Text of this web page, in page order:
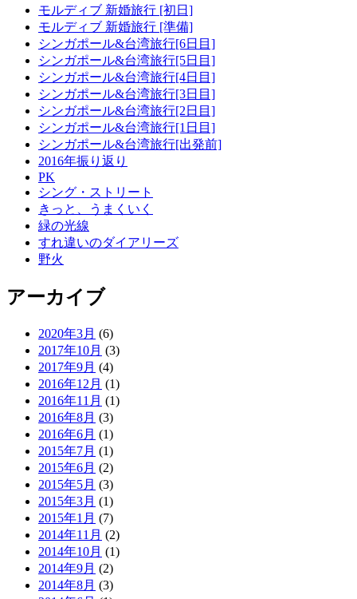
モルディブ 新婚旅行 [初日]
モルディブ 新婚旅行 [準備]
シンガポール&台湾旅行[6日目]
シンガポール&台湾旅行[5日目]
シンガポール&台湾旅行[4日目]
シンガポール&台湾旅行[3日目]
シンガポール&台湾旅行[2日目]
シンガポール&台湾旅行[1日目]
シンガポール&台湾旅行[出発前]
2016年振り返り
PK
シング・ストリート
きっと、うまくいく
緑の光線
すれ違いのダイアリーズ
野火
アーカイブ
2020年3月 (6)
2017年10月 (3)
2017年9月 (4)
2016年12月 (1)
2016年11月 (1)
2016年8月 (3)
2016年6月 (1)
2015年7月 (1)
2015年6月 (2)
2015年5月 (3)
2015年3月 (1)
2015年1月 (7)
2014年11月 (2)
2014年10月 (1)
2014年9月 (2)
2014年8月 (3)